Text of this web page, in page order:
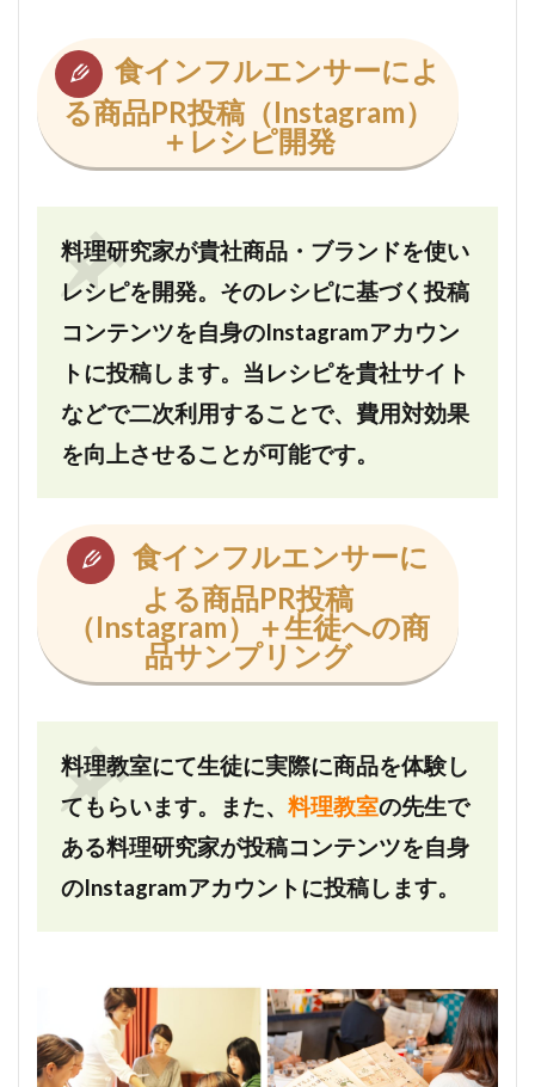
食インフルエンサーによ
る商品PR投稿（Instagram）
＋レシピ開発
料理研究家が貴社商品・ブランドを使い
レシピを開発。そのレシピに基づく投稿
コンテンツを自身のInstagramアカウン
トに投稿します。当レシピを貴社サイト
などで二次利用することで、費用対効果
を向上させることが可能です。
食インフルエンサーに
よる商品PR投稿
（Instagram）＋生徒への商
品サンプリング
料理教室にて生徒に実際に商品を体験し
てもらいます。また、 料理教室の先生で
ある料理研究家が投稿コンテンツを自身
のInstagramアカウントに投稿します。